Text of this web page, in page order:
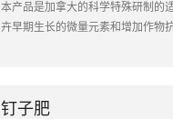
本产品是加拿大的科学特殊研制的
卉早期生长的微量元素和增加作物
钉子肥